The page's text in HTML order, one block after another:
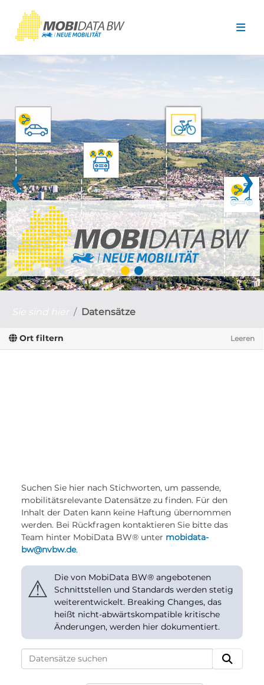
❮ ❯
Datensätze
Ort filtern Leeren
Suchen Sie hier nach Stichworten, um passende,
mobilitätsrelevante Datensätze zu finden. Für den
Inhalt der Daten kann keine Haftung übernommen
werden. Bei Rückfragen kontaktieren Sie bitte das
Team hinter MobiData BW® unter mobidata-
bw@nvbw.de.
⚠
Die von MobiData BW® angebotenen
Schnittstellen und Standards werden stetig
weiterentwickelt. Breaking Changes, das
heißt nicht-abwärtskompatible kritische
Änderungen, werden hier dokumentiert.